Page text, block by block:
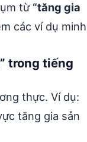
từ “tăng gia
các ví dụ minh
trong tiếng
thực. Ví dụ:
tăng gia sản